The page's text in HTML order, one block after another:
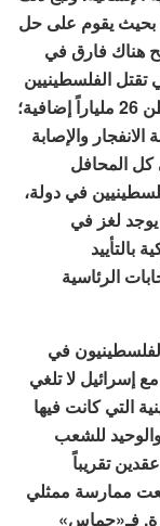
بحيث يقوم على حل
هناك فارق في
تقتل الفلسطينيين
قد استمرت في التدفق، ومعها رصدت واشنطن 26 ملياراً إضافية؛
والإصابة
كل المحافل
في دولة،
لغز في
بالتأييد
الرئاسية
في
إسرائيل لا تلغي
التي كانت فيها
للشعب
تقريباً
ممارسة ممثلي
فـ«حماس»